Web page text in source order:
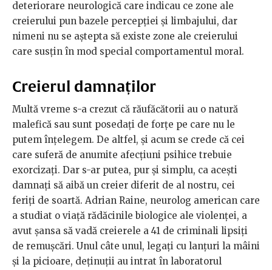
deteriorare neurologică care indicau ce zone ale
creierului pun bazele percepției și limbajului, dar
nimeni nu se aștepta să existe zone ale creierului
care susțin în mod special comportamentul moral.
Creierul damnaților
Multă vreme s-a crezut că răufăcătorii au o natură
malefică sau sunt posedați de forțe pe care nu le
putem înțelegem. De altfel, și acum se crede că cei
care suferă de anumite afecțiuni psihice trebuie
exorcizați. Dar s-ar putea, pur și simplu, ca acești
damnați să aibă un creier diferit de al nostru, cei
feriți de soartă. Adrian Raine, neurolog american care
a studiat o viață rădăcinile biologice ale violenței, a
avut șansa să vadă creierele a 41 de criminali lipsiți
de remușcări. Unul câte unul, legați cu lanțuri la mâini
și la picioare, deținuții au intrat în laboratorul